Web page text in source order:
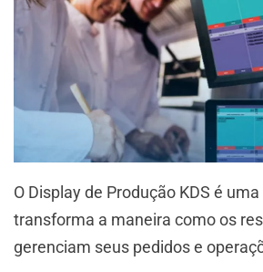
O Display de Produção KDS é
transforma a maneira como os
gerenciam seus pedidos e